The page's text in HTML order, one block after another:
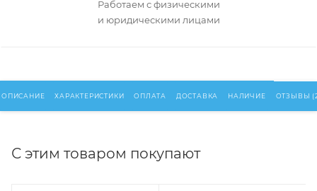
Работаем с физическими
и юридическими лицами
ОПИСАНИЕ ХАРАКТЕРИСТИКИ ОПЛАТА ДОСТАВКА НАЛИЧИЕ ОТЗЫВЫ
С этим товаром покупают